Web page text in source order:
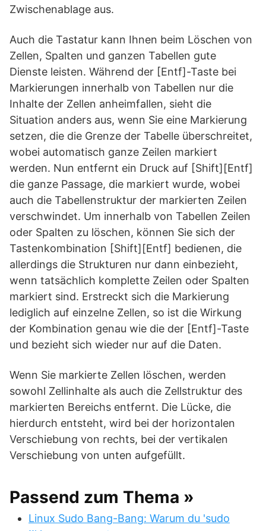
Zwischenablage aus.
Auch die Tastatur kann Ihnen beim Löschen von
Zellen, Spalten und ganzen Tabellen gute
Dienste leisten. Während der [Entf]-Taste bei
Markierungen innerhalb von Tabellen nur die
Inhalte der Zellen anheimfallen, sieht die
Situation anders aus, wenn Sie eine Markierung
setzen, die die Grenze der Tabelle überschreitet,
wobei automatisch ganze Zeilen markiert
werden. Nun entfernt ein Druck auf [Shift][Entf]
die ganze Passage, die markiert wurde, wobei
auch die Tabellenstruktur der markierten Zeilen
verschwindet. Um innerhalb von Tabellen Zeilen
oder Spalten zu löschen, können Sie sich der
Tastenkombination [Shift][Entf] bedienen, die
allerdings die Strukturen nur dann einbezieht,
wenn tatsächlich komplette Zeilen oder Spalten
markiert sind. Erstreckt sich die Markierung
lediglich auf einzelne Zellen, so ist die Wirkung
der Kombination genau wie die der [Entf]-Taste
und bezieht sich wieder nur auf die Daten.
Wenn Sie markierte Zellen löschen, werden
sowohl Zellinhalte als auch die Zellstruktur des
markierten Bereichs entfernt. Die Lücke, die
hierdurch entsteht, wird bei der horizontalen
Verschiebung von rechts, bei der vertikalen
Verschiebung von unten aufgefüllt.
Passend zum Thema »
Linux Sudo Bang-Bang: Warum du 'sudo